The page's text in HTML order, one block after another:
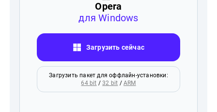
Opera
для Windows
Загрузить сейчас
Загрузить пакет для оффлайн-установки:
64 bit /32 bit / ARM